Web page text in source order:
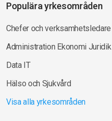
Populära yrkesområden
Chefer och verksamhetsledare
Administration Ekonomi Juridik
Data IT
Hälso och Sjukvård
Visa alla yrkesområden